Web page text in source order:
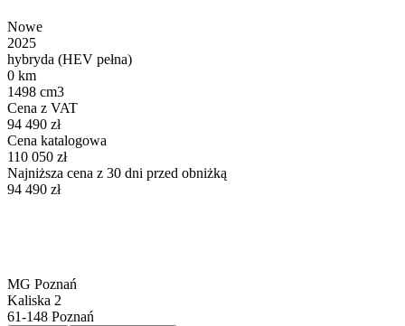
Nowe
2025
hybryda (HEV pełna)
0 km
1498 cm3
Cena z VAT
94 490 zł
Cena katalogowa
110 050 zł
Najniższa cena z 30 dni przed obniżką
94 490 zł
MG Poznań
Kaliska 2
61-148 Poznań